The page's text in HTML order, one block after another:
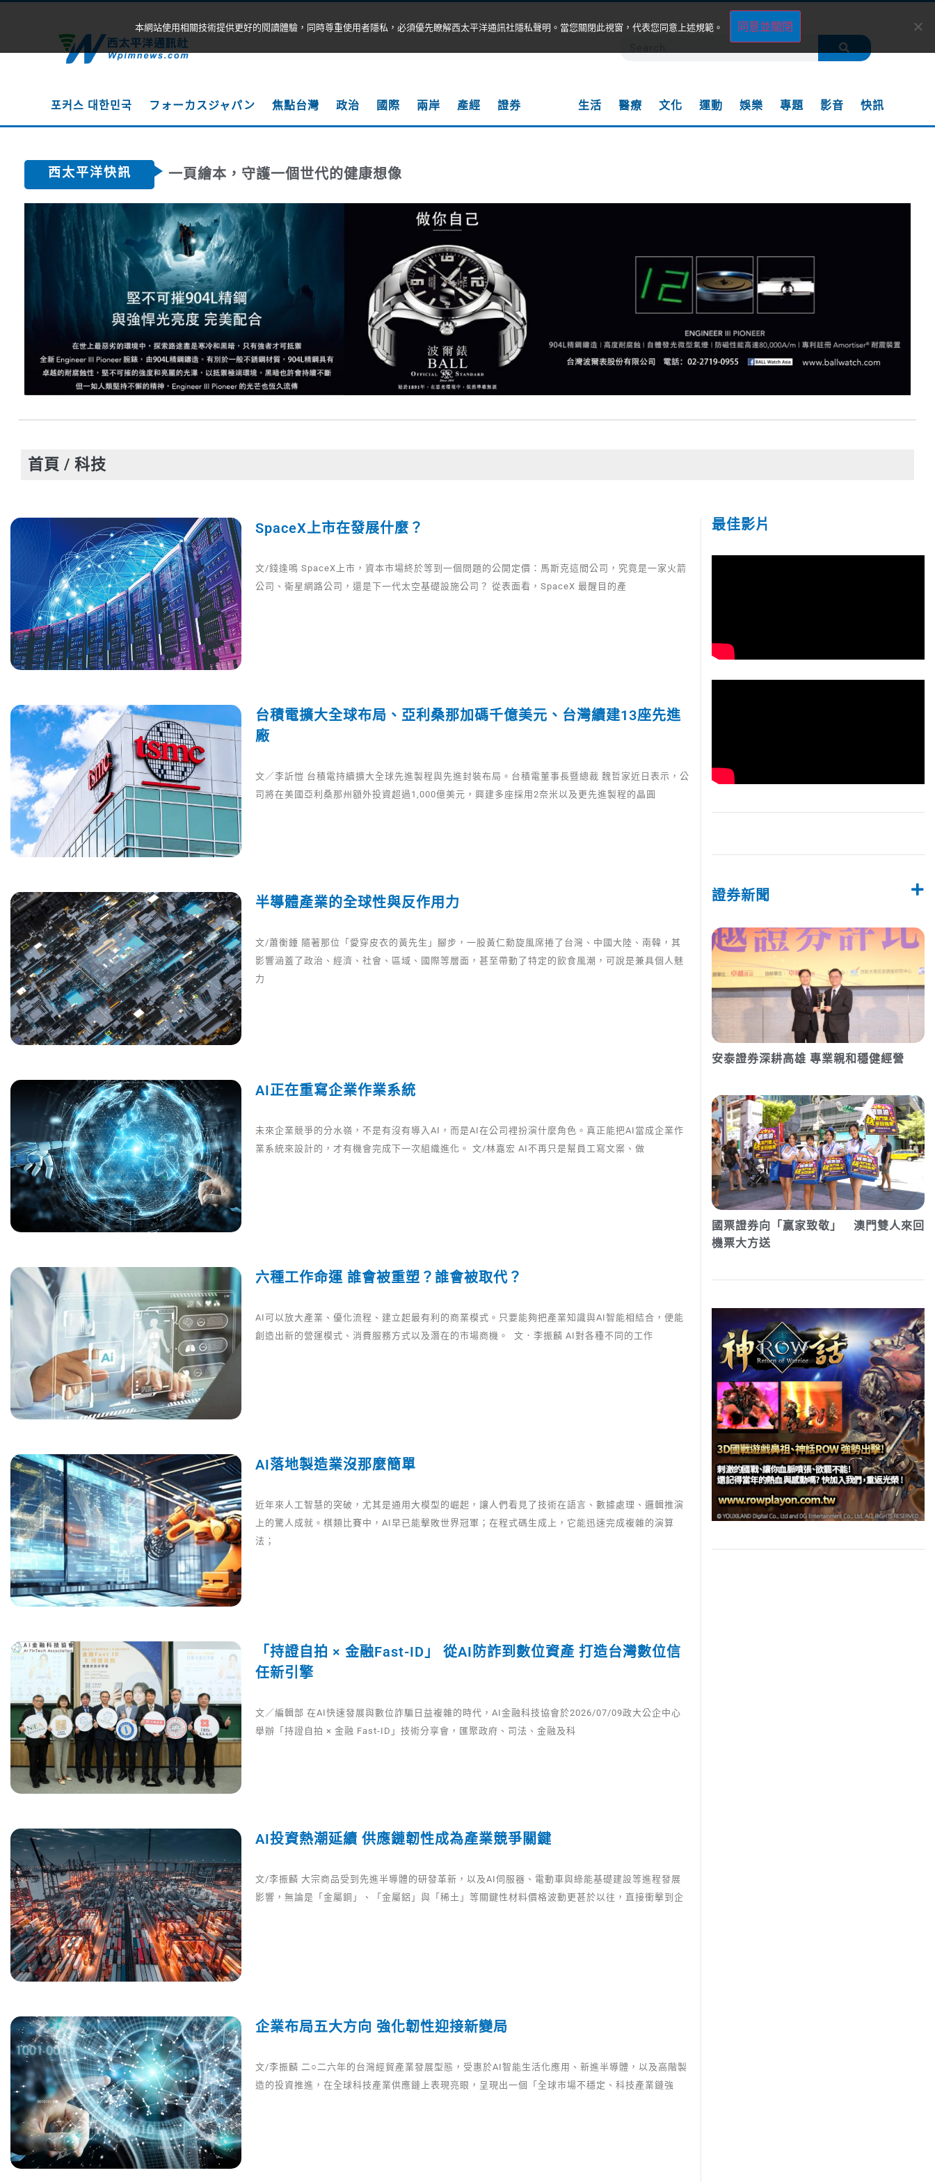
포커스 대한민국 フォーカスジャパン 焦點台灣 政治 國際 兩岸 產經 證券 生活 醫療 文化 運動 娛樂 專題 影音 快訊
西太平洋快訊 一頁繪本，守護一個世代的健康想像
首頁 / 科技
SpaceX上市在發展什麼？
文/錢逢鳴 SpaceX上市，資本市場終於等到一個問題的公開定價：馬斯克這間公司，究竟是一家火箭
公司、衛星網路公司，還是下一代太空基礎設施公司？ 從表面看，SpaceX 最醒目的產
台積電擴大全球布局、亞利桑那加碼千億美元、台灣續建13座先進
廠
文／李訢愷 台積電持續擴大全球先進製程與先進封裝布局。台積電董事長暨總裁 魏哲家近日表示，公
司將在美國亞利桑那州額外投資超過1,000億美元，興建多座採用2奈米以及更先進製程的晶圓
半導體產業的全球性與反作用力
文/蕭衡鍾 隨著那位「愛穿皮衣的黃先生」腳步，一股黃仁勳旋風席捲了台灣、中國大陸、南韓，其
影響涵蓋了政治、經濟、社會、區域、國際等層面，甚至帶動了特定的飲食風潮，可說是兼具個人魅
力
AI正在重寫企業作業系統
未來企業競爭的分水嶺，不是有沒有導入AI，而是AI在公司裡扮演什麼角色。真正能把AI當成企業作
業系統來設計的，才有機會完成下一次組織進化。 文/林嘉宏 AI不再只是幫員工寫文案、做
六種工作命運 誰會被重塑？誰會被取代？
AI可以放大產業、優化流程、建立起最有利的商業模式。只要能夠把產業知識與AI智能相結合，便能
創造出新的營運模式、消費服務方式以及潛在的市場商機。 文．李振麟 AI對各種不同的工作
AI落地製造業沒那麼簡單
近年來人工智慧的突破，尤其是通用大模型的崛起，讓人們看見了技術在語言、數據處理、邏輯推演
上的驚人成就。棋類比賽中，AI早已能擊敗世界冠軍；在程式碼生成上，它能迅速完成複雜的演算
法；
「持證自拍 × 金融Fast-ID」 從AI防詐到數位資產 打造台灣數位信
任新引擎
文／編輯部 在AI快速發展與數位詐騙日益複雜的時代，AI金融科技協會於2026/07/09政大公企中心
舉辦「持證自拍 × 金融 Fast-ID」技術分享會，匯聚政府、司法、金融及科
AI投資熱潮延續 供應鏈韌性成為產業競爭關鍵
文/李振麟 大宗商品受到先進半導體的研發革新，以及AI伺服器、電動車與綠能基礎建設等進程發展
影響，無論是「金屬銅」、「金屬鋁」與「稀土」等關鍵性材料價格波動更甚於以往，直接衝擊到企
企業布局五大方向 強化韌性迎接新變局
文/李振麟 二○二六年的台灣經貿產業發展型態，受惠於AI智能生活化應用、新進半導體，以及高階製
造的投資推進，在全球科技產業供應鏈上表現亮眼，呈現出一個「全球市場不穩定、科技產業鏈強
最佳影片
證券新聞
安泰證券深耕高雄 專業親和穩健經營
國票證券向「贏家致敬」 澳門雙人來回
機票大方送
本網站使用相關技術提供更好的閱讀體驗，同時尊重使用者隱私，必須優先瞭解西太平洋通訊社隱私聲明。當您關閉此視窗，代表您同意上述規範。 同意並關閉